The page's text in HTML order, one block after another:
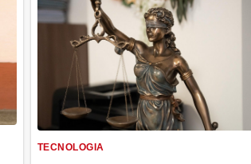
TECNOLOGIA